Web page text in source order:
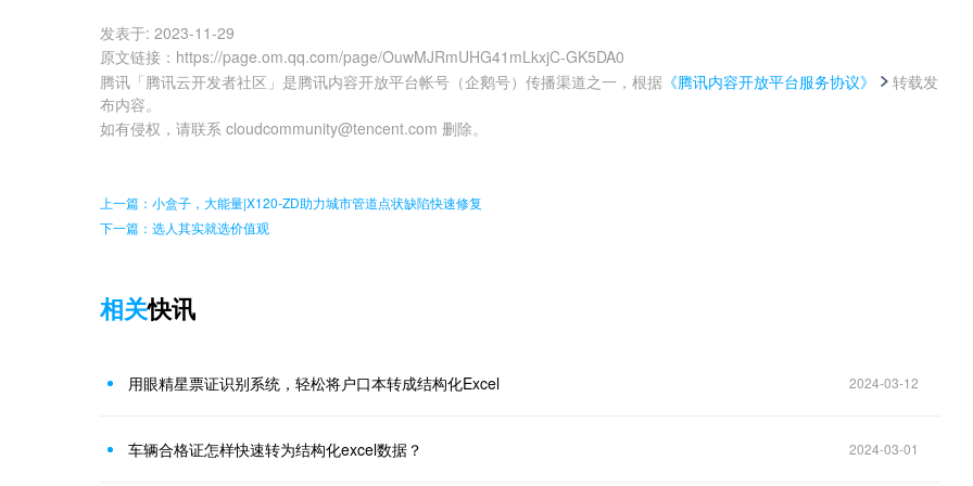
发表于: 2023-11-29
原文链接 ： https://page.om.qq.com/page/OuwMJRmUHG41mLkxjC-GK5DA0
腾讯「腾讯云开发者社区」是腾讯内容开放平台帐号（企鹅号）传播渠道之一，根据 《腾讯内容开放平台服务协议》
转载发
布内容。
如有侵权，请联系 cloudcommunity@tencent.com 删除。
上一篇：小盒子，大能量|X120-ZD助力城市管道点状缺陷快速修复
下一篇：选人其实就选价值观
相关快讯
用眼精星票证识别系统，轻松将户口本转成结构化Excel 2024-03-12
车辆合格证怎样快速转为结构化excel数据？ 2024-03-01